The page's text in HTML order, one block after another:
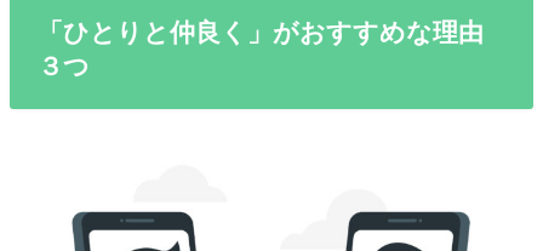
「ひとりと仲良く」がおすすめな理由
３つ